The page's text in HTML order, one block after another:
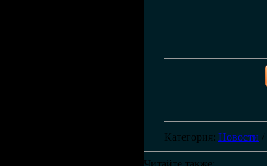
Категория: Новости /
Читайте также: